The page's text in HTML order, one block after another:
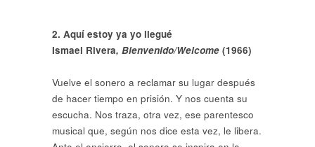
2. Aquí estoy ya yo llegué
Ismael Rivera, Bienvenido/Welcome (1966)
Vuelve el sonero a reclamar su lugar después
de hacer tiempo en prisión. Y nos cuenta su
escucha. Nos traza, otra vez, ese parentesco
musical que, según nos dice esta vez, le libera.